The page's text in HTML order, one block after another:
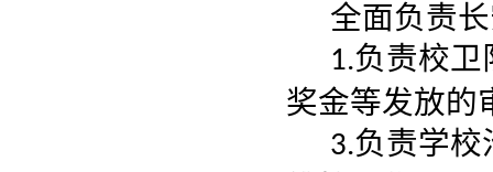
全面负责
1.负责校卫
奖金等发放的
3.负责学校